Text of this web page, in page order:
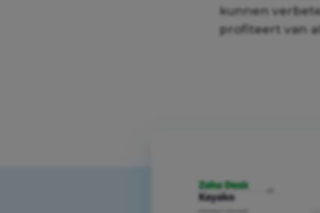
kunnen
profiteert van